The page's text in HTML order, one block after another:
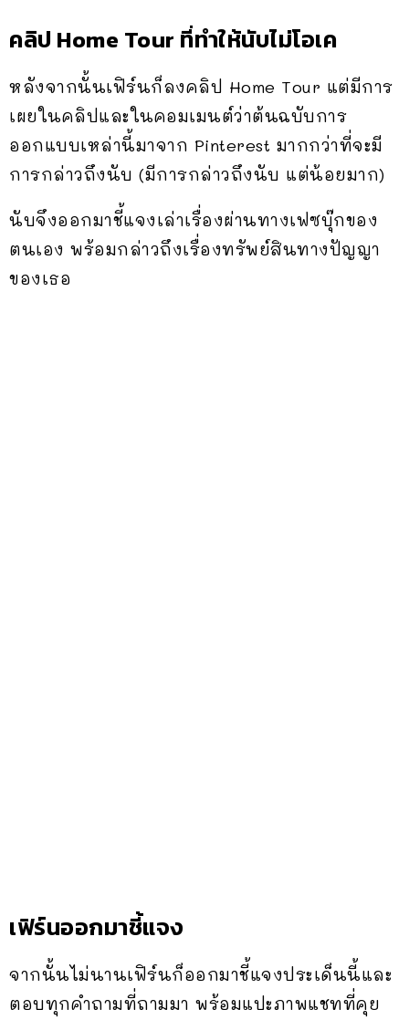
คลิป Home Tour ที่ทำให้นับไม่โอเค
หลังจากนั้นเฟิร์นก็ลงคลิป Home Tour แต่มีการ
เผยในคลิปและในคอมเมนต์ว่าต้นฉบับการ
ออกแบบเหล่านี้มาจาก Pinterest มากกว่าที่จะมี
การกล่าวถึงนับ (มีการกล่าวถึงนับ แต่น้อยมาก)
นับจึงออกมาชี้แจงเล่าเรื่องผ่านทางเฟซบุ๊กของ
ตนเอง พร้อมกล่าวถึงเรื่องทรัพย์สินทางปัญญา
ของเธอ
เฟิร์นออกมาชี้แจง
จากนั้นไม่นานเฟิร์นก็ออกมาชี้แจงประเด็นนี้และ
ตอบทุกคำถามที่ถามมา พร้อมแปะภาพแชทที่คุย